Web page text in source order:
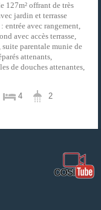
127m² offrant de très
jardin et terrasse
entrée avec rangement,
avec accès terrasse,
parentale munie de
attenants,
de douches attenantes,
4
2